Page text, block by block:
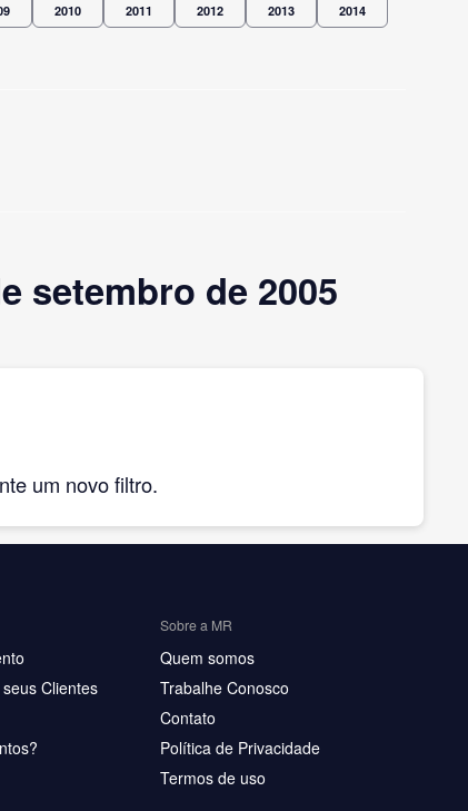
2010 2011 2012 2013 2014
setembro de 2005
um novo filtro.
Clientes
Sobre a MR
Quem somos
Trabalhe Conosco
Contato
Política de Privacidade
Termos de uso